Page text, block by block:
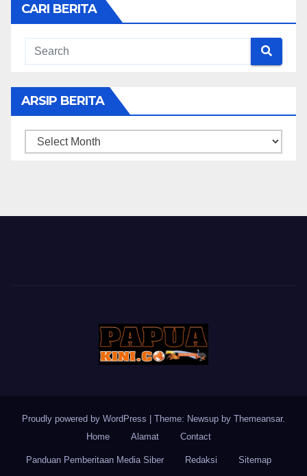
CARI BERITA
ARSIP BERITA
ARSIP
Proudly powered by WordPress Theme: Newsup by Themeansar.
Home
Alamat Contact
Panduan Pemberitaan Media Siber Redaksi Sitemap